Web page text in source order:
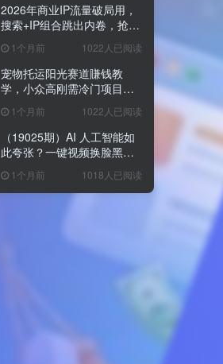
2026年商业IP流量破局用，
搜索+IP组合跳出内卷，抢占
入十分回报
1个月前 1022人已阅读
宠物托运阳光赛道賺钱教
学，小众高刚需冷门项目，
日均10单稳定盈利，单均利
润200+
1个月前 1022人已阅读
（19025期）AI 人工智能如
此夸张？一键视频换脸黑科
技，纯本地离线运行，本地
视频换脸娱乐工具， AI
FaceSwap
1个月前 1018人已阅读